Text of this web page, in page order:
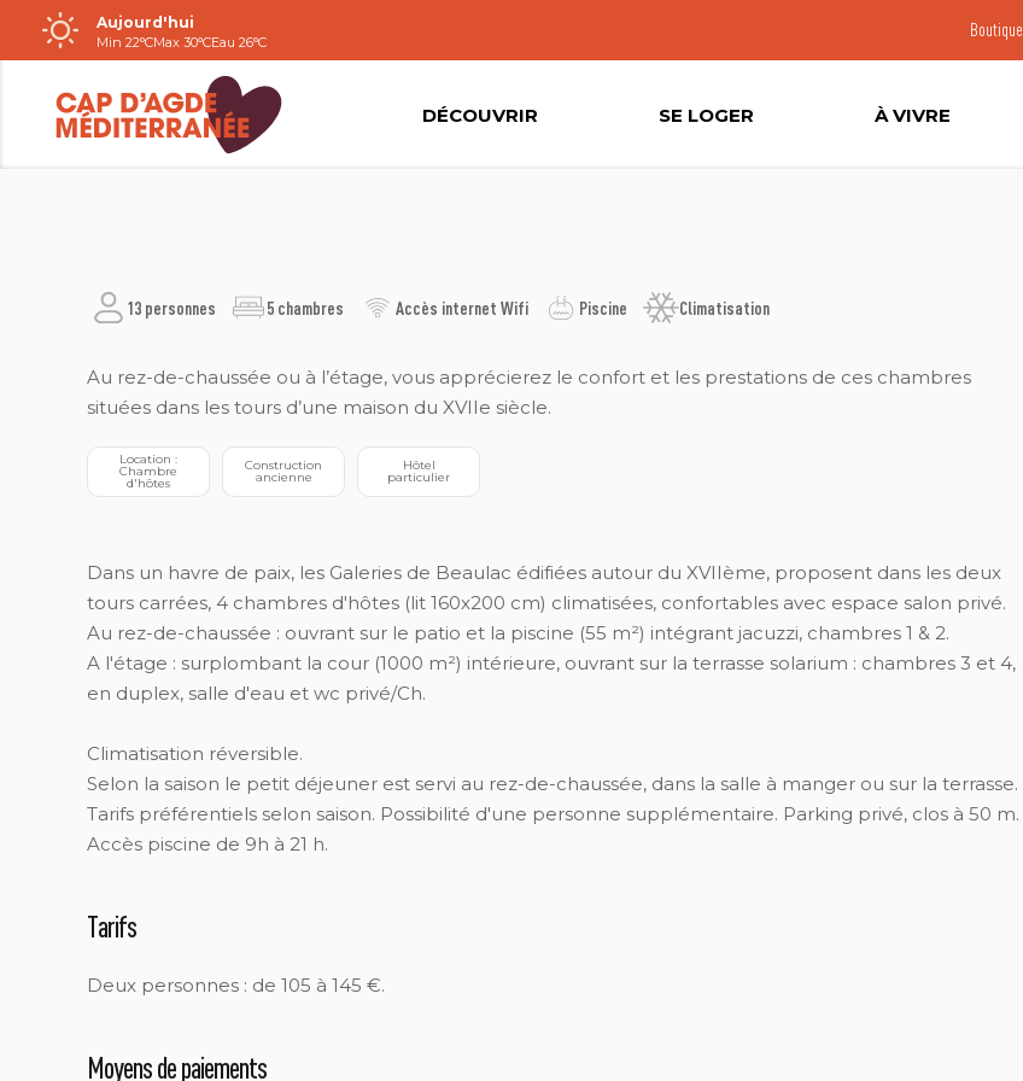
Passer
au
contenu
Aujourd'hui
Min 22°CMax 30°CEau 26°C
Boutique
DÉCOUVRIR SE LOGER À VIVRE
13 personnes 5 chambres Accès internet Wifi Piscine Climatisation
Au rez-de-chaussée ou à l’étage, vous apprécierez le confort et les prestations de ces chambres
situées dans les tours d’une maison du XVIIe siècle.
Location :
d'hôtes ancienne particulier
Dans un havre de paix, les Galeries de Beaulac édifiées autour du XVIIème, proposent dans les deux
tours carrées, 4 chambres d'hôtes (lit 160x200 cm) climatisées, confortables avec espace salon privé.
Au rez-de-chaussée : ouvrant sur le patio et la piscine (55 m²) intégrant jacuzzi, chambres 1 & 2.
A l'étage : surplombant la cour (1000 m²) intérieure, ouvrant sur la terrasse solarium : chambres 3 et 4,
en duplex, salle d'eau et wc privé/Ch.
Climatisation réversible.
Selon la saison le petit déjeuner est servi au rez-de-chaussée, dans la salle à manger ou sur la terrasse.
Tarifs préférentiels selon saison. Possibilité d'une personne supplémentaire. Parking privé, clos à 50 m.
Accès piscine de 9h à 21 h.
Tarifs
Deux personnes : de 105 à 145 €.
Moyens de paiements